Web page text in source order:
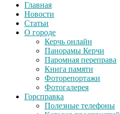
Главная
Новости
Статьи
О городе
Керчь онлайн
Панорамы Керчи
Паромная переправа
Книга памяти
Фоторепортажи
Фотогалерея
Горсправка
Полезные телефоны